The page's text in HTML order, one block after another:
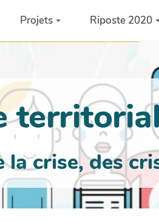
Projets Riposte 2020
crise, des